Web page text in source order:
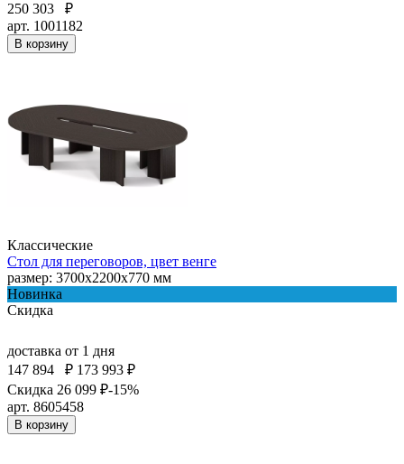
250 303
₽
арт. 1001182
В корзину
Классические
Стол для переговоров, цвет венге
размер: 3700x2200x770 мм
Новинка
Скидка
доставка от 1 дня
147 894
₽ 173 993 ₽
Скидка 26 099 ₽-15%
арт. 8605458
В корзину